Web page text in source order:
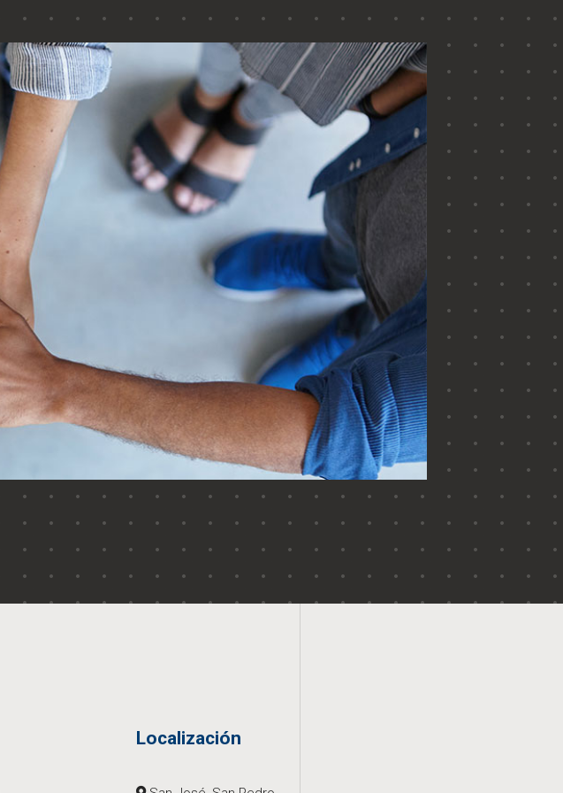
Localización